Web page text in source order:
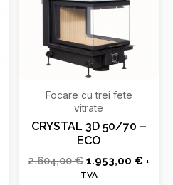
Focare cu trei fete
vitrate
CRYSTAL 3D 50/70 –
ECO
2.604,00€ 1.953,00€ +
TVA